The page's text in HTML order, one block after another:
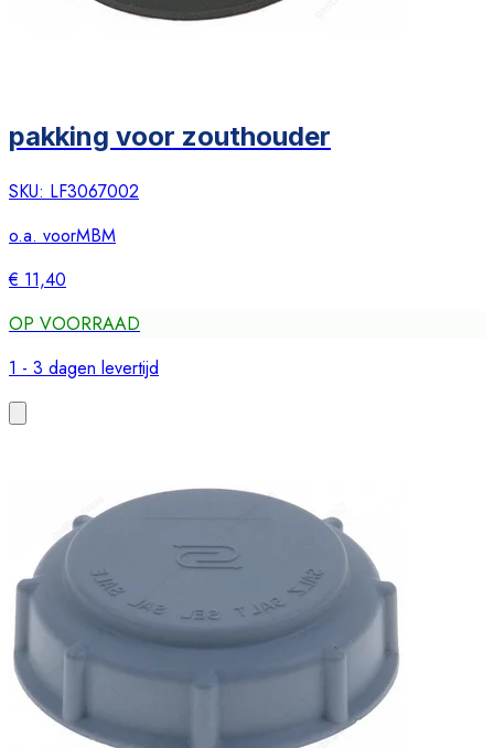
pakking voor zouthouder
SKU: LF3067002
o.a. voorMBM
€ 11,40
OP VOORRAAD
1 - 3 dagen levertijd